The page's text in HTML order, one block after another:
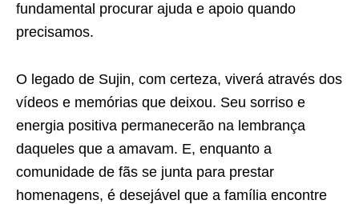
fundamental procurar ajuda e apoio quando
precisamos.
O legado de Sujin, com certeza, viverá através dos
vídeos e memórias que deixou. Seu sorriso e
energia positiva permanecerão na lembrança
daqueles que a amavam. E, enquanto a
comunidade de fãs se junta para prestar
homenagens, é desejável que a família encontre